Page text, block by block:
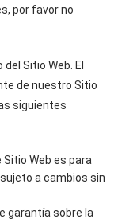
por favor no
Sitio Web. El
de nuestro Sitio
siguientes
Web es para
a cambios sin
garantía sobre la